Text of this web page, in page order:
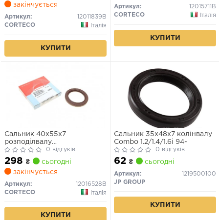
закінчується
Артикул:
12011839B
CORTECO
Італія
КУПИТИ
Артикул:
12015711B
CORTECO
Італія
КУПИТИ
Сальник 40x55x7
розподілвалу
Doblo/Combo/Fiorino/Linea
1.4i 05-
0 відгуків
298 ₴
сьогодні
закінчується
Артикул:
12016528B
CORTECO
Італія
КУПИТИ
Сальник 35x48x7 колінвалу
Combo 1.2/1.4/1.6i 94-
0 відгуків
62 ₴ сьогодні
Артикул:
1219500100
JP GROUP
КУПИТИ